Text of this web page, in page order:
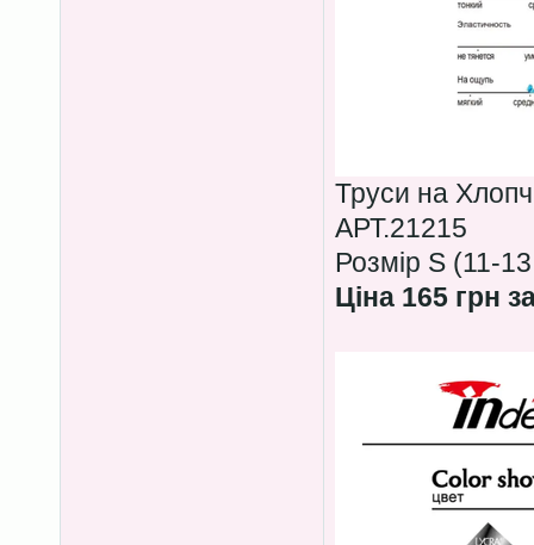
Труси на
АРТ.21215
Розмір S (11-13
Ціна 165 грн